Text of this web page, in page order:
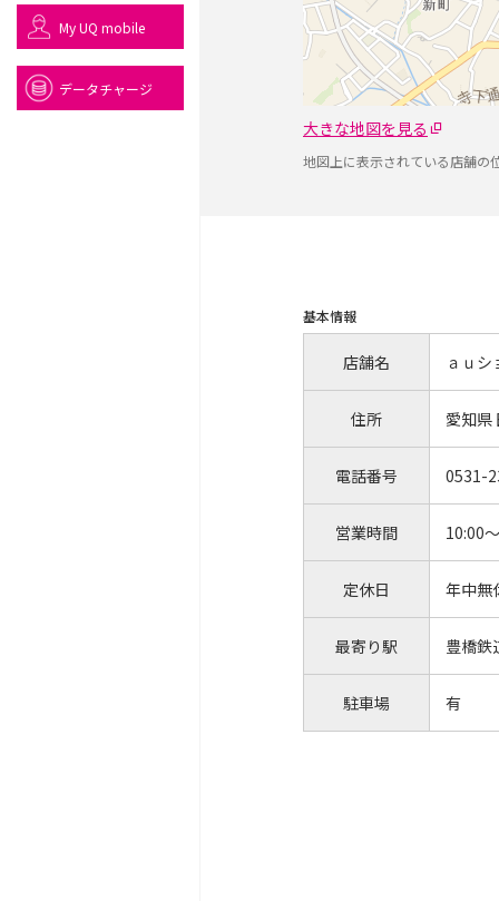
大きな地図を見る
地図上に表示されている店舗の
基本情報
店舗名 ａｕ
住所 愛知県
電話番号 0531-
営業時間 10:00
定休日 年中無
最寄り駅 豊橋
駐車場 有
My UQ mobile
データチャージ